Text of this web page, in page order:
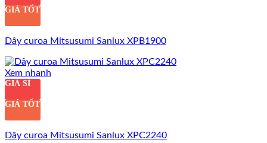
GIÁ TỐT
Dây curoa Mitsusumi Sanlux XPB1900
Xem nhanh
GIÁ SỈ
GIÁ TỐT
Dây curoa Mitsusumi Sanlux XPC2240